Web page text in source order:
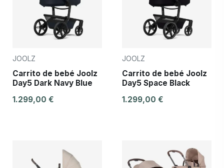
JOOLZ
Carrito de bebé Joolz
Day5 Dark Navy Blue
1.299,00 €
JOOLZ
Carrito de bebé Joolz
Day5 Space Black
1.299,00 €